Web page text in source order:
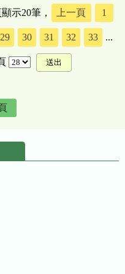
示20筆， 上一頁 1
29 30 31 32 33 ...